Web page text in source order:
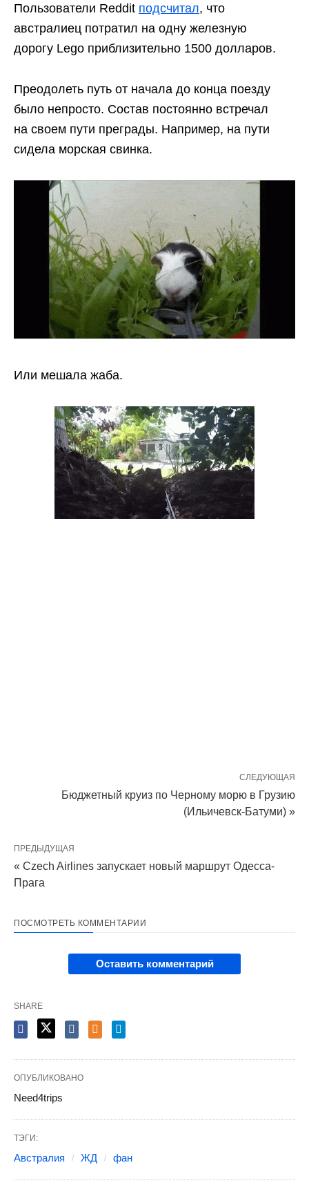
Пользователи Reddit подсчитал, что
австралиец потратил на одну железную
дорогу Lego приблизительно 1500 долларов.
Преодолеть путь от начала до конца поезду
было непросто. Состав постоянно встречал
на своем пути преграды. Например, на пути
сидела морская свинка.
Или мешала жаба.
СЛЕДУЮЩАЯ
Бюджетный круиз по Черному морю в Грузию
(Ильичевск-Батуми) »
ПРЕДЫДУЩАЯ
« Czech Airlines запускает новый маршрут Одесса-
Прага
ПОСМОТРЕТЬ КОММЕНТАРИИ
Оставить комментарий
SHARE
ОПУБЛИКОВАНО
Need4trips
ТЭГИ:
Австралия ЖД фан